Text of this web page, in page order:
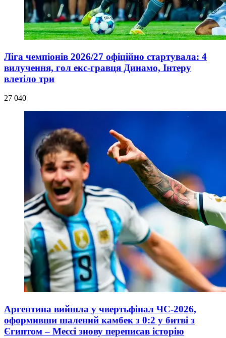
Ліга чемпіонів 2026/27 офіційно стартувала: 4
вилучення, гол екс-гравця Динамо, Інтеру
влетіло три
27 040
Аргентина вийшла у чвертьфінал ЧС-2026,
оформивши шалений камбек з 0:2 у битві з
Єгиптом – Мессі знову переписав історію